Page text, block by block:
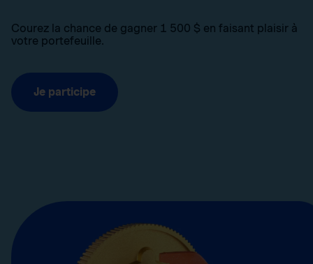
Courez la chance de gagner 1 500 $ en faisant plaisir à
votre portefeuille.
Je participe